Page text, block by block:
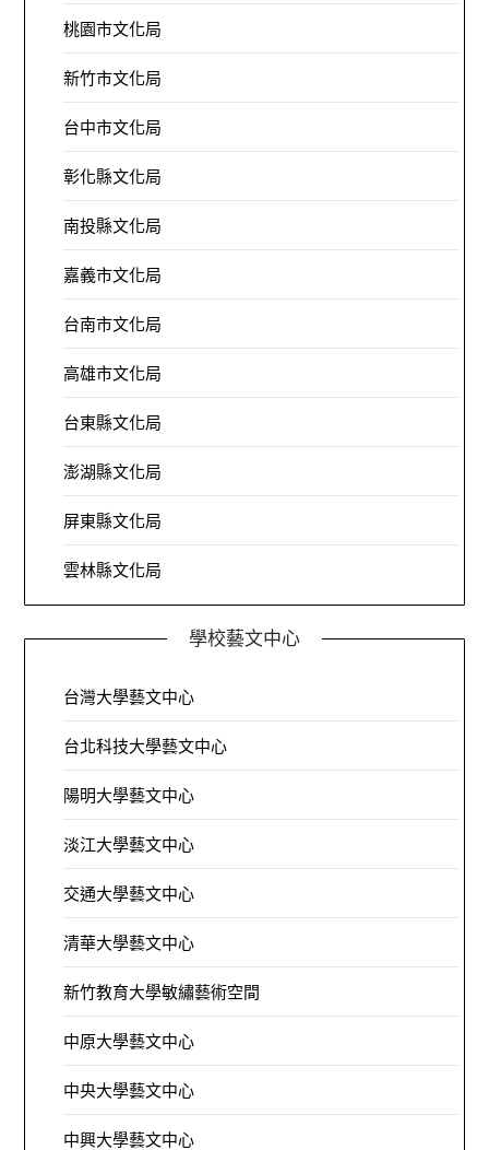
桃園市文化局
新竹市文化局
台中市文化局
彰化縣文化局
南投縣文化局
嘉義市文化局
台南市文化局
高雄市文化局
台東縣文化局
澎湖縣文化局
屏東縣文化局
雲林縣文化局
學校藝文中心
台灣大學藝文中心
台北科技大學藝文中心
陽明大學藝文中心
淡江大學藝文中心
交通大學藝文中心
清華大學藝文中心
新竹教育大學敏繡藝術空間
中原大學藝文中心
中央大學藝文中心
中興大學藝文中心